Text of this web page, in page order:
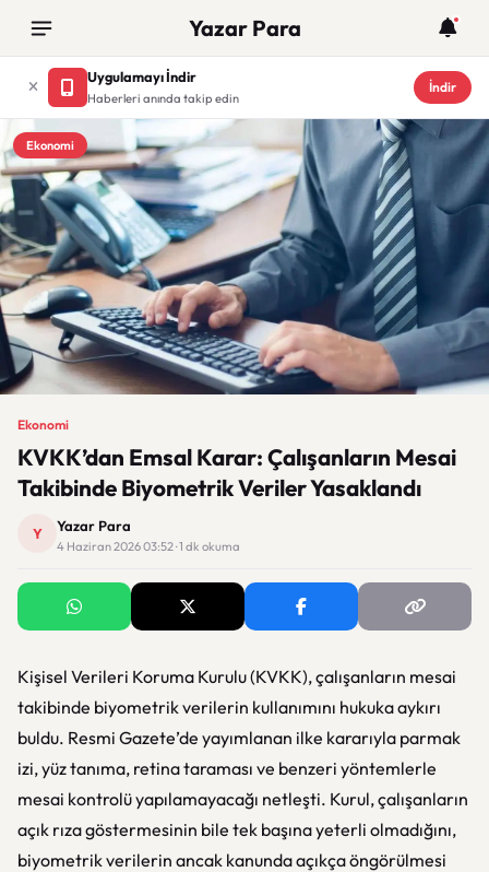
Yazar Para
Uygulamayı İndir
Haberleri anında takip edin
İndir
Ekonomi
Ekonomi
KVKK’dan Emsal Karar: Çalışanların Mesai
Takibinde Biyometrik Veriler Yasaklandı
Y Yazar Para
4 Haziran 2026 03:52 · 1 dk okuma
Kişisel Verileri Koruma Kurulu (KVKK), çalışanların mesai
takibinde biyometrik verilerin kullanımını hukuka aykırı
buldu. Resmi Gazete’de yayımlanan ilke kararıyla parmak
izi, yüz tanıma, retina taraması ve benzeri yöntemlerle
mesai kontrolü yapılamayacağı netleşti. Kurul, çalışanların
açık rıza göstermesinin bile tek başına yeterli olmadığını,
biyometrik verilerin ancak kanunda açıkça öngörülmesi